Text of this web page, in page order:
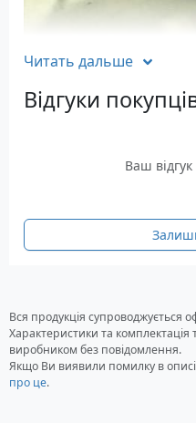
Характеристики
Напруга: 12 Вольт
Повітряний шланг:
Комплектація
компресор ES-225
Кабель
Набір перехідників
Чохол для
Читать дальше
Відгуки
Ваш
Вся продукція супроводжується
Характеристики та
виробником без повідомлення.
Якщо Ви виявили помилку в описі
про це.